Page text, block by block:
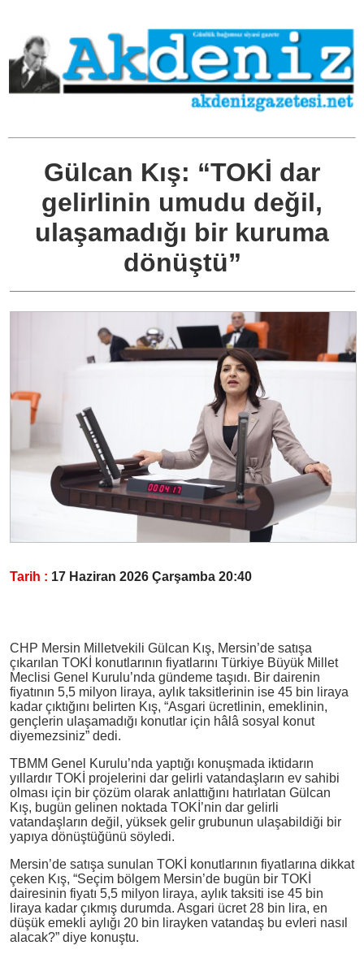
Gülcan Kış: “TOKİ dar
gelirlinin umudu değil,
ulaşamadığı bir kuruma
dönüştü”
Tarih : 17 Haziran 2026 Çarşamba 20:40
CHP Mersin Milletvekili Gülcan Kış, Mersin’de satışa
çıkarılan TOKİ konutlarının fiyatlarını Türkiye Büyük Millet
Meclisi Genel Kurulu’nda gündeme taşıdı. Bir dairenin
fiyatının 5,5 milyon liraya, aylık taksitlerinin ise 45 bin liraya
kadar çıktığını belirten Kış, “Asgari ücretlinin, emeklinin,
gençlerin ulaşamadığı konutlar için hâlâ sosyal konut
diyemezsiniz” dedi.
TBMM Genel Kurulu’nda yaptığı konuşmada iktidarın
yıllardır TOKİ projelerini dar gelirli vatandaşların ev sahibi
olması için bir çözüm olarak anlattığını hatırlatan Gülcan
Kış, bugün gelinen noktada TOKİ’nin dar gelirli
vatandaşların değil, yüksek gelir grubunun ulaşabildiği bir
yapıya dönüştüğünü söyledi.
Mersin’de satışa sunulan TOKİ konutlarının fiyatlarına dikkat
çeken Kış, “Seçim bölgem Mersin’de bugün bir TOKİ
dairesinin fiyatı 5,5 milyon liraya, aylık taksiti ise 45 bin
liraya kadar çıkmış durumda. Asgari ücret 28 bin lira, en
düşük emekli aylığı 20 bin lirayken vatandaş bu evleri nasıl
alacak?” diye konuştu.